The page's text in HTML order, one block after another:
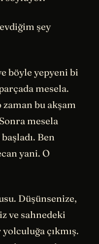
şey
böyle yepyeni bi
mesela.
zaman bu akşam
mesela
Ben
yani. O
Düşünsenize,
ve sahnedeki
çıkmış.